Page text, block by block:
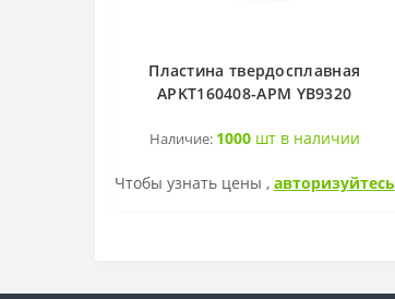
Пластина твердосплавная
APKT160408-APM YB9320
Наличие: 1000шт в наличии
Чтобы узнать цены , авторизуйтесь